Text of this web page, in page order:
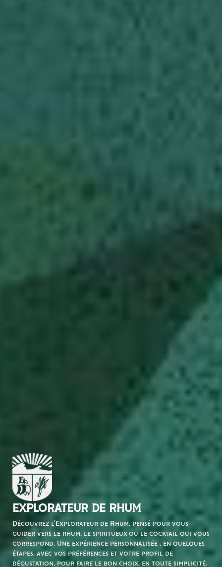
EXPLORATEUR DE RHUM
Découvrez l’Explorateur de Rhum, pensé pour vous
guider vers le rhum, le spiritueux ou le cocktail qui vous
correspond. Une expérience personnalisée , en quelques
étapes, avec vos préférences et votre profil de
dégustation, pour faire le bon choix, en toute simplicité.